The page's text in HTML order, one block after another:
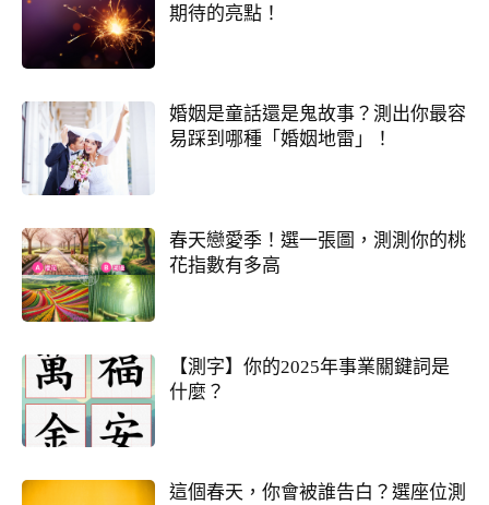
期待的亮點！
婚姻是童話還是鬼故事？測出你最容
易踩到哪種「婚姻地雷」！
春天戀愛季！選一張圖，測測你的桃
花指數有多高
【測字】你的2025年事業關鍵詞是
什麼？
這個春天，你會被誰告白？選座位測